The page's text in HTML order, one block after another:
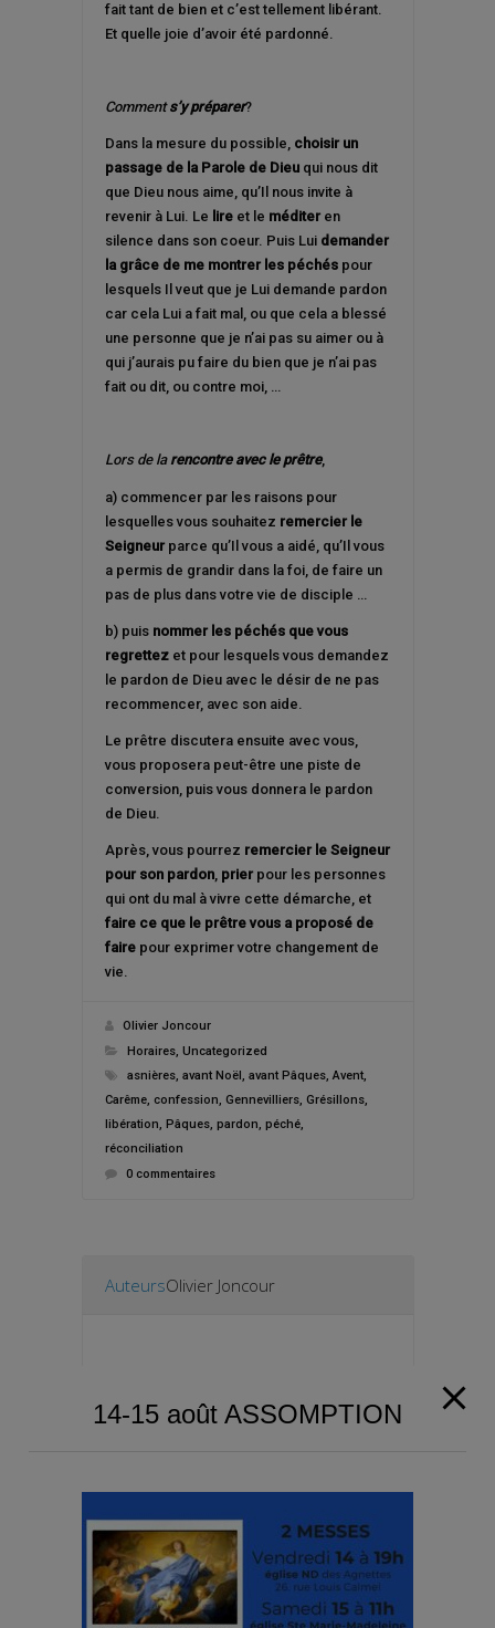
fait tant de bien et c’est tellement libérant.
Et quelle joie d’avoir été pardonné.
Comments’y préparer?
Dans la mesure du possible, choisir un
passage de la Parole de Dieuqui nous dit
que Dieu nous aime, qu’Il nous invite à
revenir à Lui. Le lire et le méditer en
silence dans son coeur. Puis Lui demander
la grâce de me montrer les péchéspour
lesquels Il veut que je Lui demande pardon
car cela Lui a fait mal, ou que cela a blessé
une personne que je n’ai pas su aimer ou à
qui j’aurais pu faire du bien que je n’ai pas
fait ou dit, ou contre moi, …
Lors de la rencontre avec le prêtre,
a) commencer par les raisons pour
lesquelles vous souhaitez remercier le
Seigneurparce qu’Il vous a aidé, qu’Il vous
a permis de grandir dans la foi, de faire un
pas de plus dans votre vie de disciple …
b) puis nommer les péchés que vous
regrettezet pour lesquels vous demandez
le pardon de Dieu avec le désir de ne pas
recommencer, avec son aide.
Le prêtre discutera ensuite avec vous,
vous proposera peut-être une piste de
conversion, puis vous donnera le pardon
de Dieu.
Après, vous pourrez remercier le Seigneur
pour son pardon, prier pour les personnes
qui ont du mal à vivre cette démarche, et
faire ce que le prêtre vous a proposé de
faire pour exprimer votre changement de
vie.
Olivier Joncour
Horaires, Uncategorized
asnières, avant Noël, avant Pâques, Avent,
Carême, confession, Gennevilliers, Grésillons,
libération, Pâques, pardon, péché,
réconciliation
0 commentaires
AuteursOlivier Joncour
Paroisse de Gennevilliers et Asnières-
14-15 août ASSOMPTION